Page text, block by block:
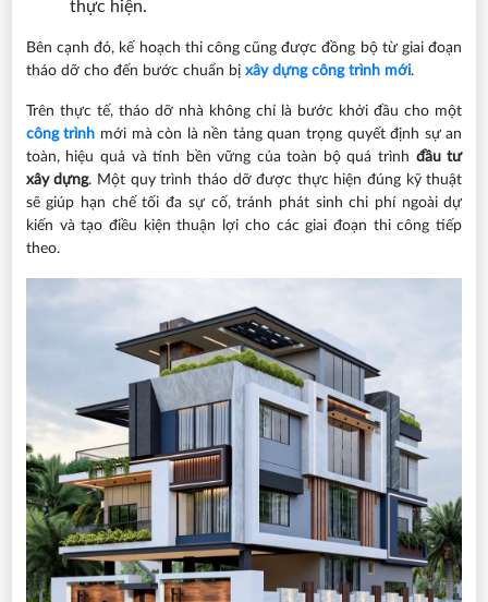
thực hiện.
Bên cạnh đó, kế hoạch thi công cũng được đồng bộ từ giai đoạn
tháo dỡ cho đến bước chuẩn bị xây dựng công trình mới.
Trên thực tế, tháo dỡ nhà không chỉ là bước khởi đầu cho một
công trình mới mà còn là nền tảng quan trọng quyết định sự an
toàn, hiệu quả và tính bền vững của toàn bộ quá trình đầu tư
xây dựng. Một quy trình tháo dỡ được thực hiện đúng kỹ thuật
sẽ giúp hạn chế tối đa sự cố, tránh phát sinh chi phí ngoài dự
kiến và tạo điều kiện thuận lợi cho các giai đoạn thi công tiếp
theo.